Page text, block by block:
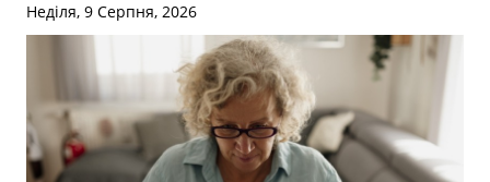
Неділя, 9 Серпня, 2026